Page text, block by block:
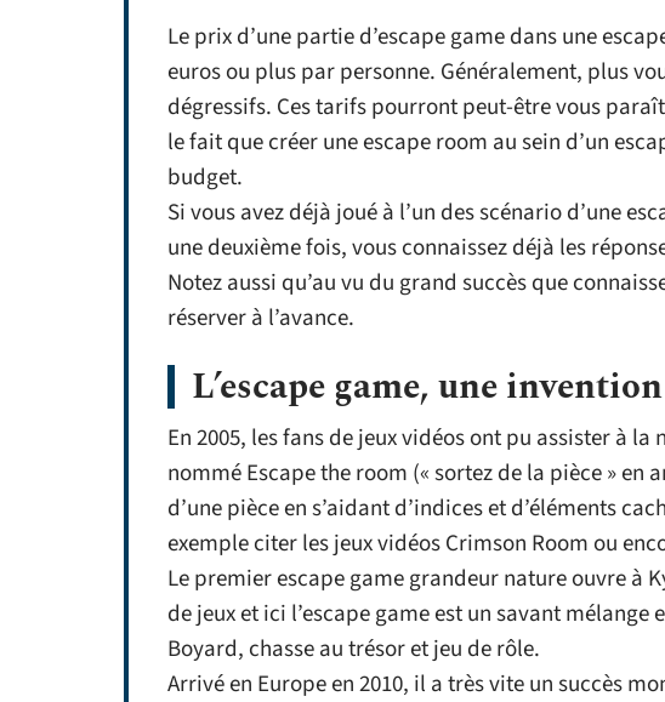
Le prix d’une partie d’escape game dans une
euros ou plus par personne. Généralement, plus
dégressifs. Ces tarifs pourront peut-être vous
le fait que créer une escape room au sein d’un
budget.
Si vous avez déjà joué à l’un des scénario d’une
une deuxième fois, vous connaissez déjà les
Notez aussi qu’au vu du grand succès que
réserver à l’avance.
L’escape game, une
En 2005, les fans de jeux vidéos ont pu assister à la
nommé Escape the room (« sortez de la pièce » en
d’une pièce en s’aidant d’indices et d’éléments
exemple citer les jeux vidéos Crimson Room ou
Le premier escape game grandeur nature ouvre à
de jeux et ici l’escape game est un savant mélange
Boyard, chasse au trésor et jeu de rôle.
Arrivé en Europe en 2010, il a très vite un succès